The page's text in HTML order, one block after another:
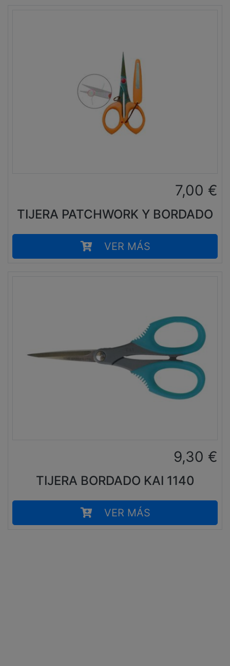
7,00 €
TIJERA PATCHWORK Y BORDADO
VER MÁS
9,30 €
TIJERA BORDADO KAI 1140
VER MÁS